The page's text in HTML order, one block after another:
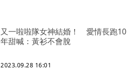
又一啦啦隊女神結婚！ 愛情長跑10
年甜喊：黃衫不會脫
2023.09.28 16:01